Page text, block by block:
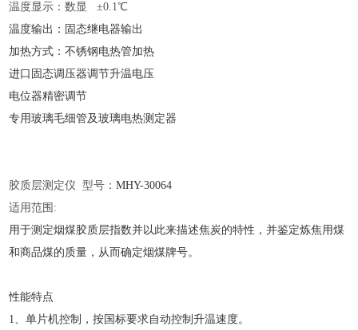
温度显示：数显
±0.1℃
温度输出：固态继电器输出
加热方式：不锈钢电热管加热
进口固态调压器调节升温电压
电位器精密调节
专用玻璃毛细管及玻璃电热测定器
胶质层测定仪 型号：MHY-30064
适用范围 :
用于测定烟煤胶质层指数并以此来描述焦炭的特性，并鉴定炼焦用煤
和商品煤的质量，从而确定烟煤牌号。
性能特点
1、单片机控制，按国标要求自动控制升温速度。